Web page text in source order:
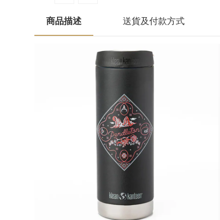
商品描述 送貨及付款方式